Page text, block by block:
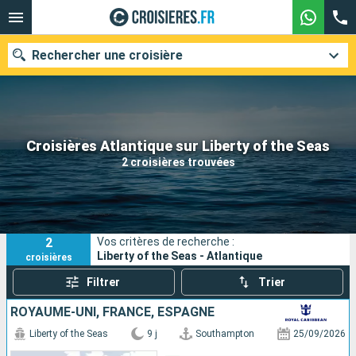
Croisières Atlantique sur Liberty of the Seas
2 croisières trouvées
Rechercher une croisière
Nos destinations
Mois de départ
Ports Compagnies
Rechercher
2
croisières
Vos critères de recherche :
Liberty of the Seas - Atlantique
Filtrer Trier
ROYAUME-UNI, FRANCE, ESPAGNE
Liberty of the Seas 9 j Southampton 25/09/2026